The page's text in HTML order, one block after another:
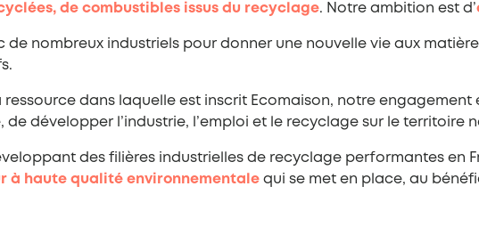
de combustibles issus du recyclage. Notre ambition est d’
de nombreux industriels pour donner une nouvelle vie aux
dans laquelle est inscrit Ecomaison, notre engagement
développer l’industrie, l’emploi et le recyclage sur le territoire
des filières industrielles de recyclage performantes en
à haute qualité environnementale qui se met en place, au